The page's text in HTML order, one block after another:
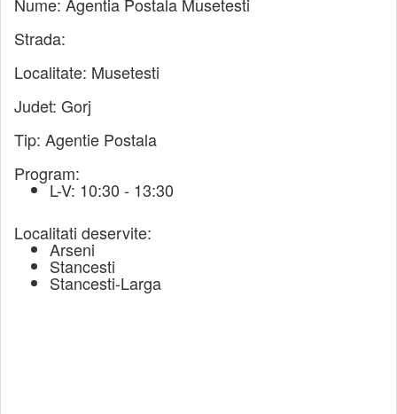
Strada:
Localitate: Musetesti
Judet: Gorj
Tip: Agentie Postala
Program:
L-V: 10:30 - 13:30
Localitati deservite:
Arseni
Stancesti
Stancesti-Larga